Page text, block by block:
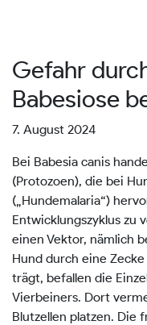
Gefahr
Babesiose
7. August 2024
Bei Babesia canis
(Protozoen), die bei
(„Hundemalaria“)
Entwicklungszyklus zu
einen Vektor, nämlich
Hund durch eine
trägt, befallen die
Vierbeiners. Dort
Blutzellen platzen. Die